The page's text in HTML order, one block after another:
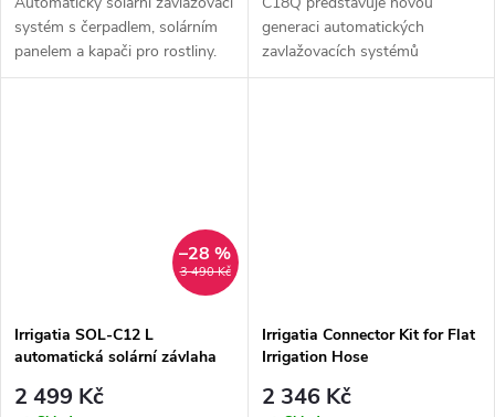
systém s čerpadlem, solárním
panelem a kapači pro rostliny.
Ideální pro zahrady, balkony a
generaci automatických
zavlažovacích systémů
reagujících na počasí. Systém
3 490 Kč
–28 %
Irrigatia SOL-C12 L
automatická solární závlaha
2 499 Kč
Irrigatia Connector Kit for Flat
Irrigation Hose
2 346 Kč